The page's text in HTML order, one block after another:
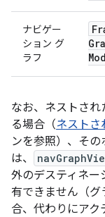
ナビゲー
ション グ
ラフ
なお、ネストさ
る場合（ネストさ
ンを参照）、そ
は、
外のデスティネー
有できません（
合、代わりにアク